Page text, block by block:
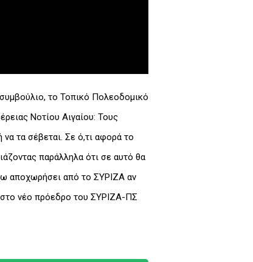
το Τοπικό Πολεοδομικό
Νοτίου Αιγαίου: Τους
τα σέβεται. Σε ό,τι αφορά το
παράλληλα ότι σε αυτό θα
αποχωρήσει από το ΣΥΡΙΖΑ αν
στο νέο πρόεδρο του ΣΥΡΙΖΑ-ΠΣ